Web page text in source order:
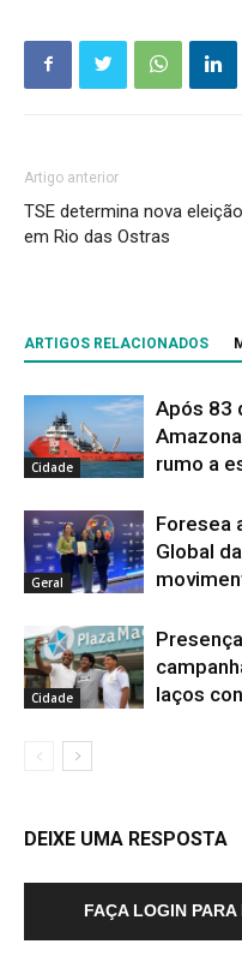
Artigo anterior
TSE determina nova eleição
em Rio das Ostras
ARTIGOS RELACIONADOS
Cidade
Após 83
rumo a
Geral
Foresea
Global
Cidade
laços
DEIXE UMA RESPOSTA
FAÇA LOGIN